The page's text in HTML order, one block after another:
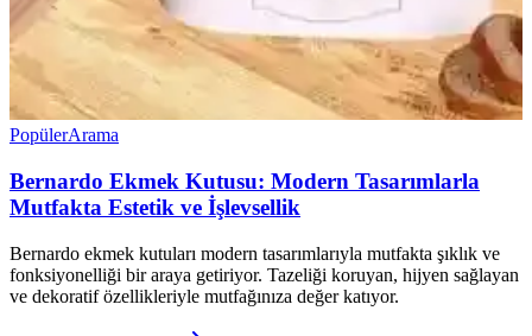
PopülerArama
Bernardo Ekmek Kutusu: Modern Tasarımlarla
Mutfakta Estetik ve İşlevsellik
Bernardo ekmek kutuları modern tasarımlarıyla mutfakta şıklık ve
fonksiyonelliği bir araya getiriyor. Tazeliği koruyan, hijyen sağlayan
ve dekoratif özellikleriyle mutfağınıza değer katıyor.